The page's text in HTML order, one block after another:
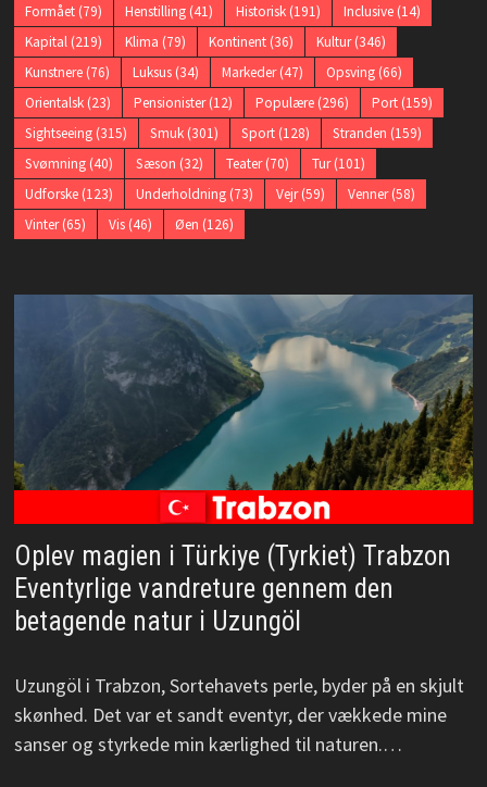
Formået(79) Henstilling(41) Historisk(191) Inclusive(14)
Kapital(219) Klima (79) Kontinent(36) Kultur(346)
Kunstnere(76) Luksus(34) Markeder(47) Opsving(66)
Orientalsk(23) Pensionister(12) Populære(296) Port(159)
Sightseeing(315) Smuk(301) Sport(128) Stranden (159)
Svømning(40) Sæson (32) Teater(70) Tur(101)
Udforske(123) Underholdning(73) Vejr(59) Venner(58)
Vinter(65) Vis(46) Øen (126)
Oplev magien i Türkiye (Tyrkiet) Trabzon
Eventyrlige vandreture gennem den
betagende natur i Uzungöl
Uzungöl i Trabzon, Sortehavets perle, byder på en skjult
skønhed. Det var et sandt eventyr, der vækkede mine
sanser og styrkede min kærlighed til naturen.…